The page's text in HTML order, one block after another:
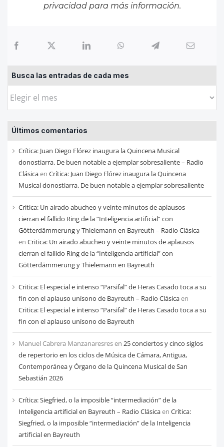
privacidadpara más información.
Busca las entradas de cada mes
Busca
entradas
de
cada
mes
Últimos comentarios
Crítica: Juan Diego Flórez inaugura la Quincena Musical
donostiarra. De buen notable a ejemplar sobresaliente – Radio
Clásicaen Crítica: Juan Diego Flórez inaugura la Quincena
Musical donostiarra. De buen notable a ejemplar sobresaliente
Critica: Un airado abucheo y veinte minutos de aplausos
cierran el fallido Ring de la “Inteligencia artificial” con
Götterdämmerung y Thielemann en Bayreuth – Radio Clásica
en Critica: Un airado abucheo y veinte minutos de aplausos
cierran el fallido Ring de la “Inteligencia artificial” con
Götterdämmerung y Thielemann en Bayreuth
Critica: El especial e intenso “Parsifal” de Heras Casado toca a su
fin con el aplauso unísono de Bayreuth – Radio Clásicaen
Critica: El especial e intenso “Parsifal” de Heras Casado toca a su
fin con el aplauso unísono de Bayreuth
Manuel Cabrera Manzanaresresen 25 conciertos y cinco siglos
de repertorio en los ciclos de Música de Cámara, Antigua,
Contemporánea y Órgano de la Quincena Musical de San
Sebastián 2026
Crítica: Siegfried, o la imposible “intermediación” de la
Inteligencia artificial en Bayreuth – Radio Clásicaen Crítica:
Siegfried, o la imposible “intermediación” de la Inteligencia
artificial en Bayreuth